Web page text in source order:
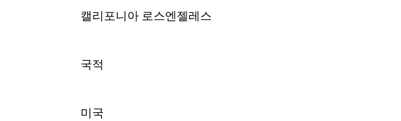
캘리포니아 로스엔젤레스
국적
미국